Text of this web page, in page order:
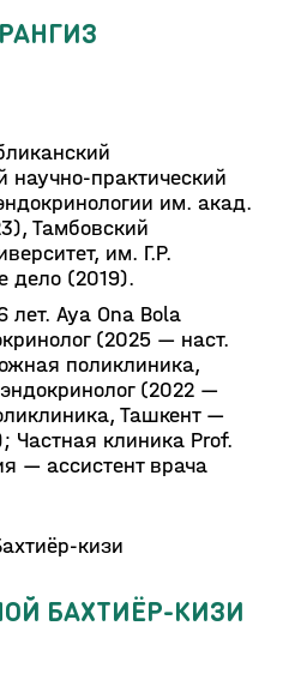
практический
им. акад.
Тамбовский
им. Г.Р.
дело (2019).
лет. Aya Ona Bola
(2025 — наст.
поликлиника,
(2022 —
Ташкент —
Частная клиника Prof.
— ассистент врача
БАХТИЁР-КИЗИ